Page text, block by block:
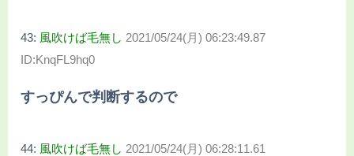
43: 風吹けば毛無し 2021/05/24(月) 06:23:49.87
ID:KnqFL9hq0
すっぴんで判断するので
44: 風吹けば毛無し 2021/05/24(月) 06:28:11.61